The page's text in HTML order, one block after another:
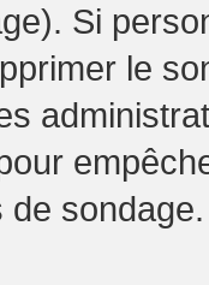
Si
le
de sondage.